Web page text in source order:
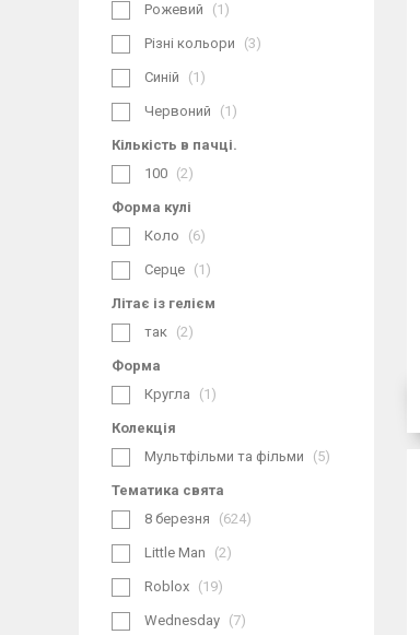
Рожевий 1
Різні кольори 3
Синій 1
Червоний 1
Кількість в пачці.
100
2
Форма кулі
Коло
6
Серце 1
Літає із гелієм
так
2
Форма
Кругла
1
Колекція
Мультфільми та фільми
5
Тематика свята
8 березня
624
Little Man 2
Roblox 19
Wednesday 7